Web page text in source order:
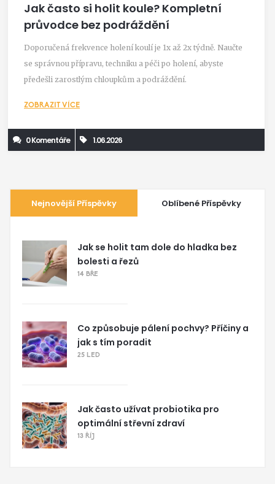
Jak často si holit koule? Kompletní
průvodce bez podráždění
Doporučená frekvence holení koulí je 1x až 2x týdně. Naučte
se správnou přípravu, techniku a péči po holení, abyste
předešli zarostlým chloupkům a podráždění.
ZOBRAZIT VÍCE
0 Komentáře 1.06.2026
Nejnovější Příspěvky Oblíbené Příspěvky
Jak se holit tam dole do hladka bez
bolesti a řezů
14 BŘE
Co způsobuje pálení pochvy? Příčiny a
jak s tím poradit
25 LED
Jak často užívat probiotika pro
optimální střevní zdraví
13 ŘÍJ